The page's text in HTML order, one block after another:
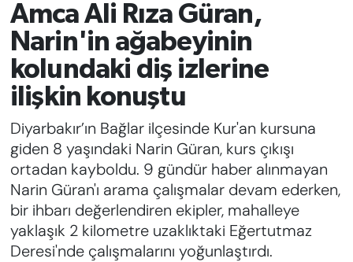
Amca Ali Rıza Güran,
Narin'in ağabeyinin
kolundaki diş izlerine
ilişkin konuştu
Diyarbakır’ın Bağlar ilçesinde Kur'an kursuna
giden 8 yaşındaki Narin Güran, kurs çıkışı
ortadan kayboldu. 9 gündür haber alınmayan
Narin Güran'ı arama çalışmalar devam ederken,
bir ihbarı değerlendiren ekipler, mahalleye
yaklaşık 2 kilometre uzaklıktaki Eğertutmaz
Deresi'nde çalışmalarını yoğunlaştırdı.
EMEK HABERLERİ
YENİ MEDYADA EMEK
GAZETECİLİĞİNİ GELİŞTİRMEK
FAYDALI BİLGİLER
GÜNDEM
EĞİTİM
KADIN
İstanbul Namaz Vakitleri
Trafik Durumu
Süper Lig Puan Durumu ve Fikstür
Tüm Manşetler
Son Dakika Haberleri
Haber Arşivi